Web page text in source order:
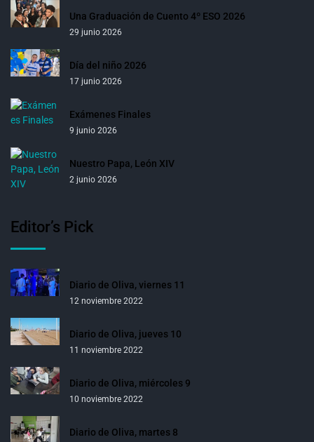
Una Graduación de Cuento 4º ESO 2026
29 junio 2026
Día del niño 2026
17 junio 2026
Exámenes Finales
9 junio 2026
Nuestro Papa, León XIV
2 junio 2026
Editor’s Pick
Diario de Oliva, viernes 11
12 noviembre 2022
Diario de Oliva, jueves 10
11 noviembre 2022
Diario de Oliva, miércoles 9
10 noviembre 2022
Diario de Oliva, martes 8